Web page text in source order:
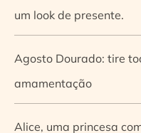
um look de presente.
Agosto Dourado: tire
amamentação
Alice, uma princesa